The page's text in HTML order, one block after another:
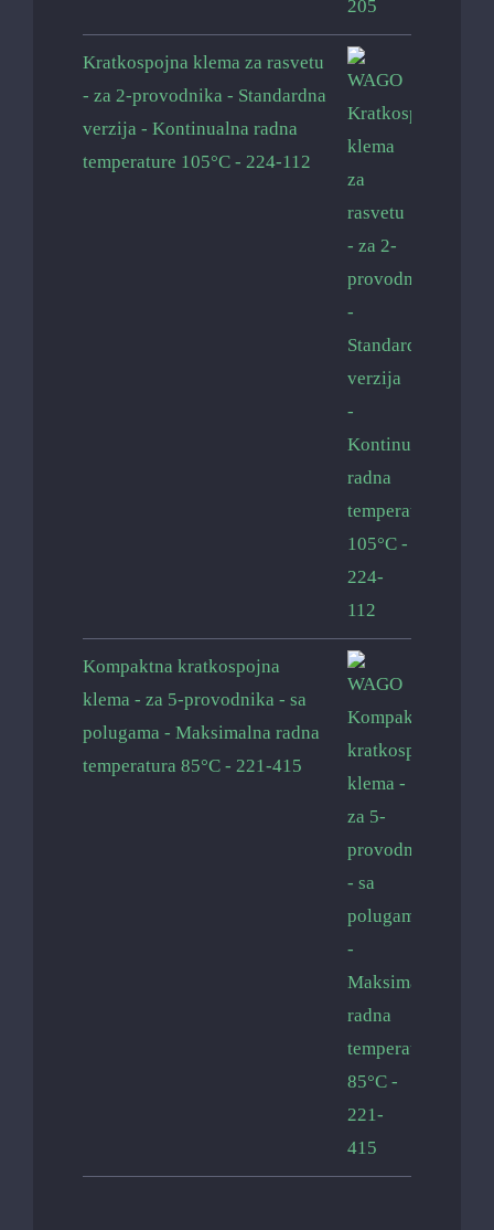
Kratkospojna klema za rasvetu
- za 2-provodnika - Standardna
verzija - Kontinualna radna
temperature 105°C - 224-112
Kompaktna kratkospojna
klema - za 5-provodnika - sa
polugama - Maksimalna radna
temperatura 85°C - 221-415